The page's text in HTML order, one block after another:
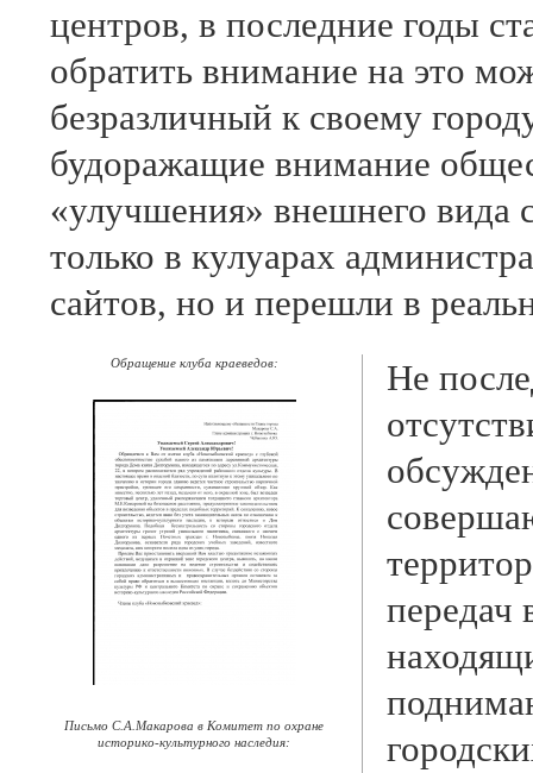
центров, в последние годы
обратить внимание на это
безразличный к своему
будоражащие внимание
«улучшения» внешнего вида
только в кулуарах
сайтов, но и перешли в
Обращение клуба краеведов:
Письмо С.А.Макарова в Комитет по охране
историко-культурного наследия:
Не
передач